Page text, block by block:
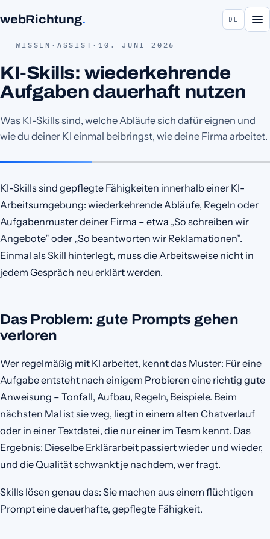
webRichtung. DE
WISSEN · ASSIST ·10. JUNI 2026
KI-Skills: wiederkehrende
Aufgaben dauerhaft nutzen
Was KI-Skills sind, welche Abläufe sich dafür eignen und
wie du deiner KI einmal beibringst, wie deine Firma arbeitet.
KI-Skills sind gepflegte Fähigkeiten innerhalb einer KI-
Arbeitsumgebung: wiederkehrende Abläufe, Regeln oder
Aufgabenmuster deiner Firma – etwa „So schreiben wir
Angebote” oder „So beantworten wir Reklamationen”.
Einmal als Skill hinterlegt, muss die Arbeitsweise nicht in
jedem Gespräch neu erklärt werden.
Das Problem: gute Prompts gehen
verloren
Wer regelmäßig mit KI arbeitet, kennt das Muster: Für eine
Aufgabe entsteht nach einigem Probieren eine richtig gute
Anweisung – Tonfall, Aufbau, Regeln, Beispiele. Beim
nächsten Mal ist sie weg, liegt in einem alten Chatverlauf
oder in einer Textdatei, die nur einer im Team kennt. Das
Ergebnis: Dieselbe Erklärarbeit passiert wieder und wieder,
und die Qualität schwankt je nachdem, wer fragt.
Skills lösen genau das: Sie machen aus einem flüchtigen
Prompt eine dauerhafte, gepflegte Fähigkeit.